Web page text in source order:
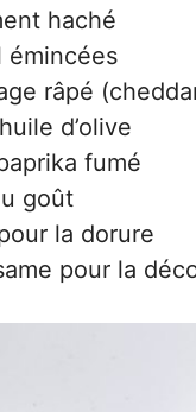
haché
émincées
râpé
d’olive
fumé
goût
la dorure
pour la